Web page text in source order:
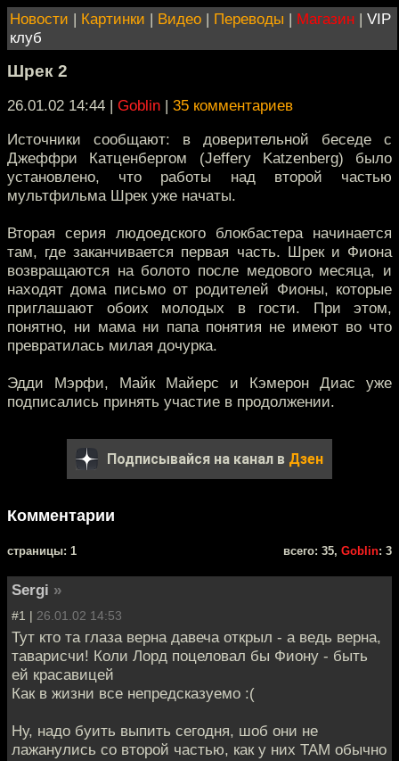
Новости | Картинки | Видео | Переводы | Магазин | VIP
клуб
Шрек 2
26.01.02 14:44 | Goblin | 35 комментариев
Источники сообщают: в доверительной беседе с
Джеффри Катценбергом (Jeffery Katzenberg) было
установлено, что работы над второй частью
мультфильма Шрек уже начаты.
Вторая серия людоедского блокбастера начинается
там, где заканчивается первая часть. Шрек и Фиона
возвращаются на болото после медового месяца, и
находят дома письмо от родителей Фионы, которые
приглашают обоих молодых в гости. При этом,
понятно, ни мама ни папа понятия не имеют во что
превратилась милая дочурка.
Эдди Мэрфи, Майк Майерс и Кэмерон Диас уже
подписались принять участие в продолжении.
Подписывайся на канал в Дзен
Комментарии
cтраницы: 1 всего: 35, Goblin: 3
Sergi »
#1 | 26.01.02 14:53
Тут кто та глаза верна давеча открыл - а ведь верна,
таварисчи! Коли Лорд поцеловал бы Фиону - быть
ей красавицей
Как в жизни все непредсказуемо :(
Ну, надо буить выпить сегодня, шоб они не
лажанулись со второй частью, как у них ТАМ обычно